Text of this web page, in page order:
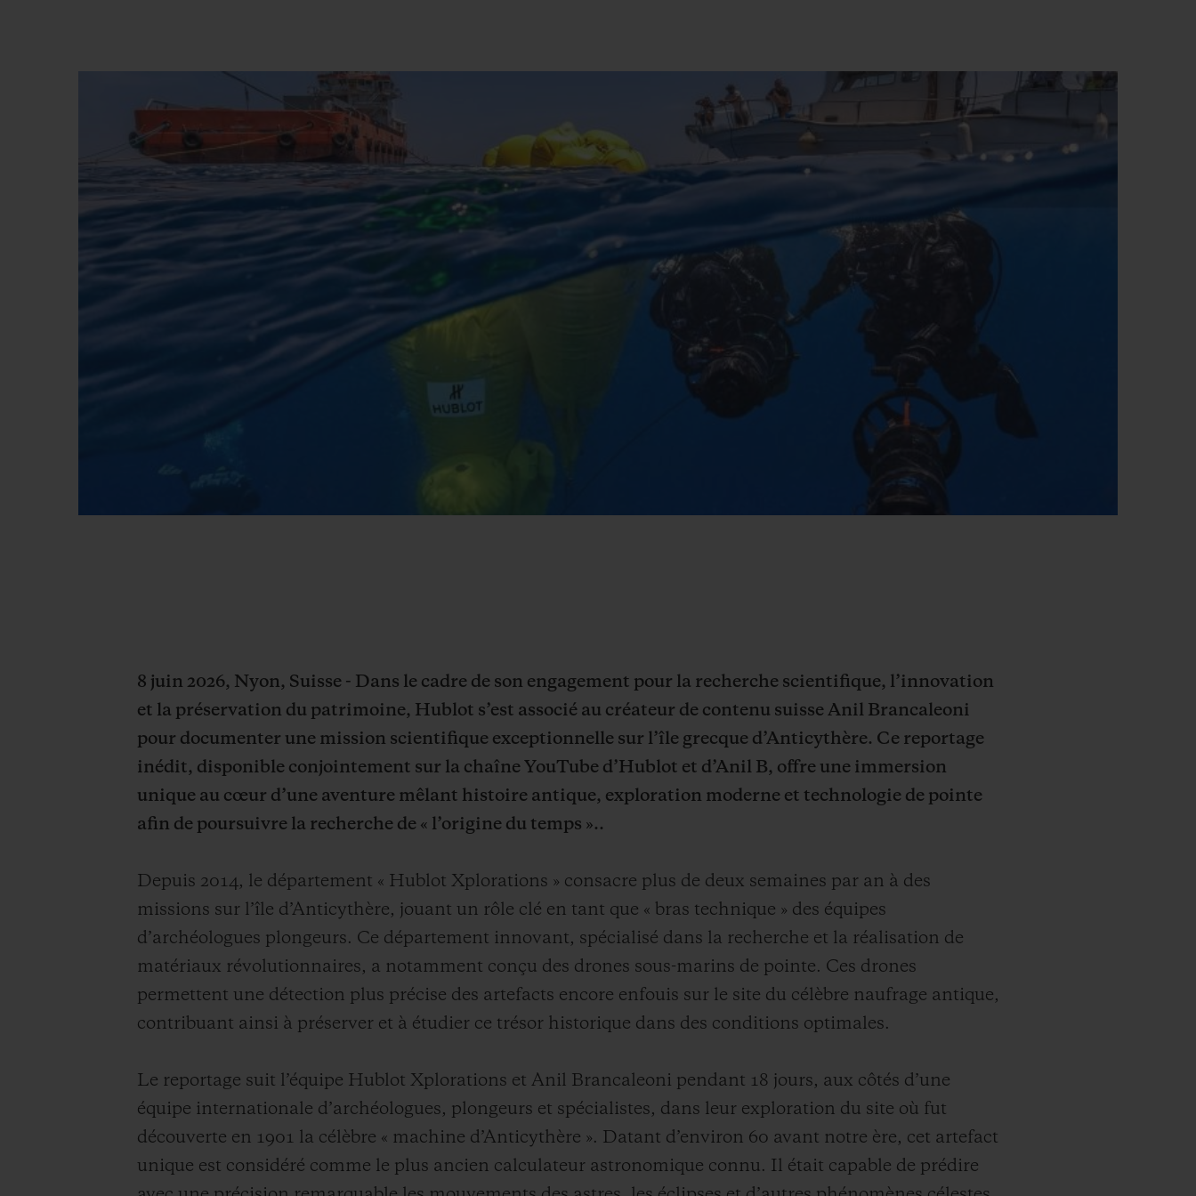
8 juin 2026, Nyon, Suisse - Dans le cadre de son engagement pour la recherche scientifique, l’innovation
et la préservation du patrimoine, Hublot s’est associé au créateur de contenu suisse Anil Brancaleoni
pour documenter une mission scientifique exceptionnelle sur l’île grecque d’Anticythère. Ce reportage
inédit, disponible conjointement sur la chaîne YouTube d’Hublot et d’Anil B, offre une immersion
unique au cœur d’une aventure mêlant histoire antique, exploration moderne et technologie de pointe
afin de poursuivre la recherche de « l’origine du temps »..
Depuis 2014, le département « Hublot Xplorations » consacre plus de deux semaines par an à des
missions sur l’île d’Anticythère, jouant un rôle clé en tant que « bras technique » des équipes
d’archéologues plongeurs. Ce département innovant, spécialisé dans la recherche et la réalisation de
matériaux révolutionnaires, a notamment conçu des drones sous-marins de pointe. Ces drones
permettent une détection plus précise des artefacts encore enfouis sur le site du célèbre naufrage antique,
contribuant ainsi à préserver et à étudier ce trésor historique dans des conditions optimales.
Le reportage suit l’équipe Hublot Xplorations et Anil Brancaleoni pendant 18 jours, aux côtés d’une
équipe internationale d’archéologues, plongeurs et spécialistes, dans leur exploration du site où fut
découverte en 1901 la célèbre « machine d’Anticythère ». Datant d’environ 60 avant notre ère, cet artefact
unique est considéré comme le plus ancien calculateur astronomique connu. Il était capable de prédire
GARANTIE 5+5
HUBLOTISTA ET
EXTENSION DE
GARANTIE
DÉLAI DE LIVRAISON
NOUS CONTACTER TROUVER UNE BOUTIQUE